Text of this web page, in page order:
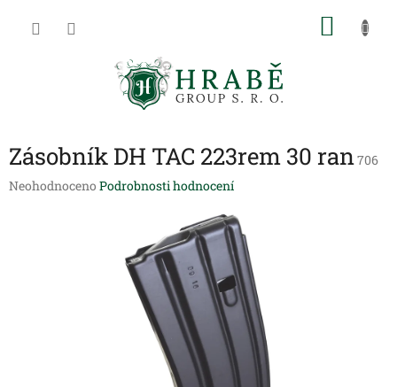
Zásobník DH TAC 223rem 30 ran706
Průměrné
Neohodnoceno Podrobnosti hodnocení